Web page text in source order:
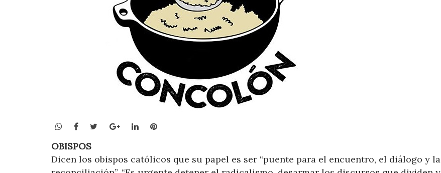
WhatsApp
Facebook
TwitterGoogle+LinkedInPinterest
OBISPOS
Dicen los obispos católicos que su papel es ser “puente para el encuentro, el diálogo y la